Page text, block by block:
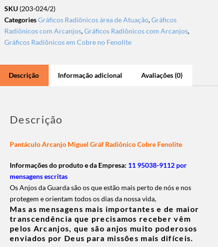
SKU (203-024/2)
CategoriesGráficos Radiônicos área de Atuação,Gráficos
Radiônicos com Arcanjos,Gráficos Radiônicos com Arcanjos,
Gráficos Radiônicos em Cobre no Fenolite
Descrição Informação adicional Avaliações (0)
Descrição
Pantáculo Arcanjo Miguel Gráf Radiônico Cobre Fenolite
Informações do produto e da Empresa: 11 95038-9112 por
mensagens escritas
Os Anjos da Guarda são os que estão mais perto de nós e nos
protegem e orientam todos os dias da nossa vida,
Mas as mensagens mais importantes e de maior
transcendência que precisamos receber vêm
pelos Arcanjos, que são anjos muito poderosos
enviados por Deus para missões mais difíceis.